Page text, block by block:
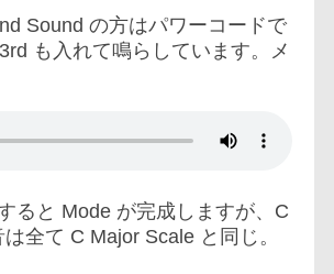
Sound の方はパワーコードで
も入れて鳴らしています。メ
ると Mode が完成しますが、C
全て C Major Scale と同じ。